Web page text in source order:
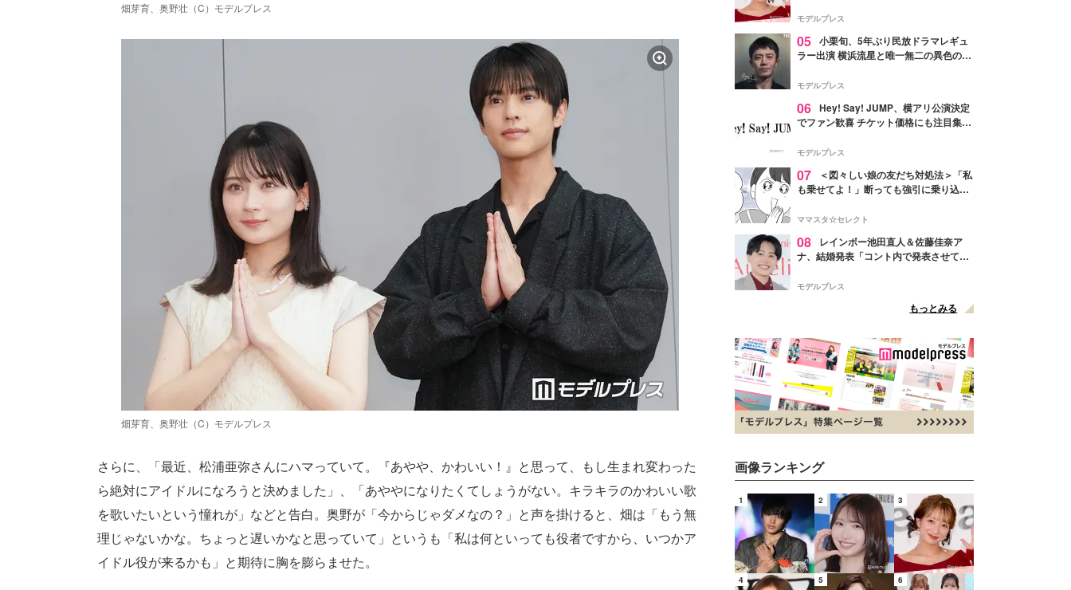
畑芽育、奥野壮（C）モデルプレス
畑芽育、奥野壮（C）モデルプレス
さらに、「最近、松浦亜弥さんにハマっていて。『あやや、かわいい！』と思って、もし生まれ変わった
ら絶対にアイドルになろうと決めました」、「あややになりたくてしょうがない。キラキラのかわいい歌
を歌いたいという憧れが」などと告白。奥野が「今からじゃダメなの？」と声を掛けると、畑は「もう無
理じゃないかな。ちょっと遅いかなと思っていて」というも「私は何といっても役者ですから、いつかア
イドル役が来るかも」と期待に胸を膨らませた。
ぎ」「成長を感じる」の声
モデルプレス
05 小栗旬、5年ぶり民放ドラマレギュ
ラー出演 横浜流星と唯一無二の異色のバ
モデルプレス
06 Hey! Say! JUMP、横アリ公演決定
でファン歓喜 チケット価格にも注目集ま
モデルプレス
07
＜図々しい娘の友だち対処法＞「私
も乗せてよ！」断っても強引に乗り込ん
ママスタ☆セレクト
08
レインボー池田直人＆佐藤佳奈ア
ナ、結婚発表「コント内で発表させてい
点変更のため
モデルプレス
もっとみる
画像ランキング
1 2 3
4 5 6